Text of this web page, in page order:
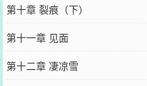
第十章 裂痕（下）
第十一章 见面
第十二章 凄凉雪